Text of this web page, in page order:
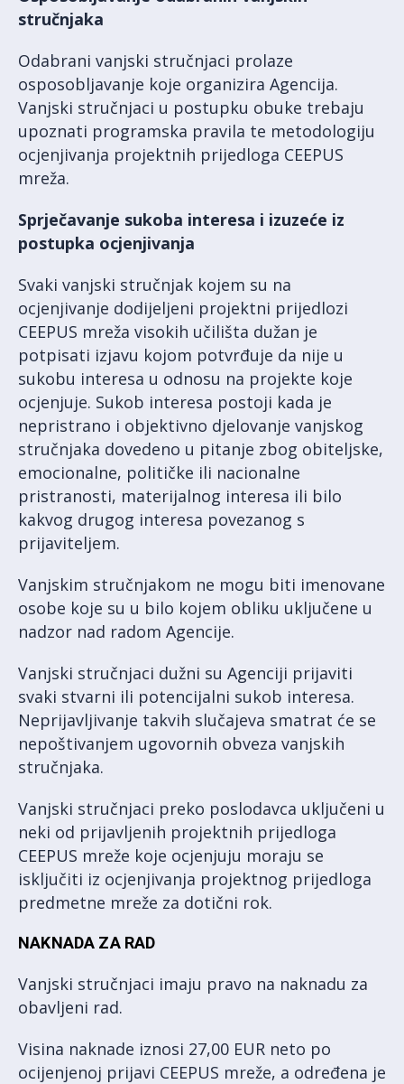
stručnjaka
Odabrani vanjski stručnjaci prolaze
osposobljavanje koje organizira Agencija.
Vanjski stručnjaci u postupku obuke trebaju
upoznati programska pravila te metodologiju
ocjenjivanja projektnih prijedloga CEEPUS
mreža.
Sprječavanje sukoba interesa i izuzeće iz
postupka ocjenjivanja
Svaki vanjski stručnjak kojem su na
ocjenjivanje dodijeljeni projektni prijedlozi
CEEPUS mreža visokih učilišta dužan je
potpisati izjavu kojom potvrđuje da nije u
sukobu interesa u odnosu na projekte koje
ocjenjuje. Sukob interesa postoji kada je
nepristrano i objektivno djelovanje vanjskog
stručnjaka dovedeno u pitanje zbog obiteljske,
emocionalne, političke ili nacionalne
pristranosti, materijalnog interesa ili bilo
kakvog drugog interesa povezanog s
prijaviteljem.
Vanjskim stručnjakom ne mogu biti imenovane
osobe koje su u bilo kojem obliku uključene u
nadzor nad radom Agencije.
Vanjski stručnjaci dužni su Agenciji prijaviti
svaki stvarni ili potencijalni sukob interesa.
Neprijavljivanje takvih slučajeva smatrat će se
nepoštivanjem ugovornih obveza vanjskih
stručnjaka.
Vanjski stručnjaci preko poslodavca uključeni u
neki od prijavljenih projektnih prijedloga
CEEPUS mreže koje ocjenjuju moraju se
isključiti iz ocjenjivanja projektnog prijedloga
predmetne mreže za dotični rok.
NAKNADA ZA RAD
Vanjski stručnjaci imaju pravo na naknadu za
obavljeni rad.
Visina naknade iznosi 27,00 EUR neto po
ocijenjenoj prijavi CEEPUS mreže, a određena je